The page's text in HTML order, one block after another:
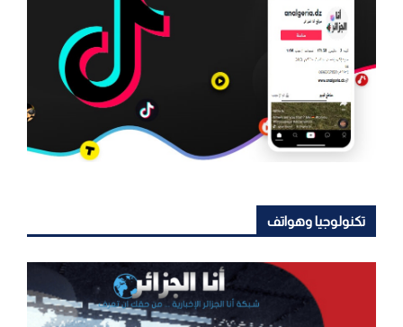
تكنولوجيا وهواتف